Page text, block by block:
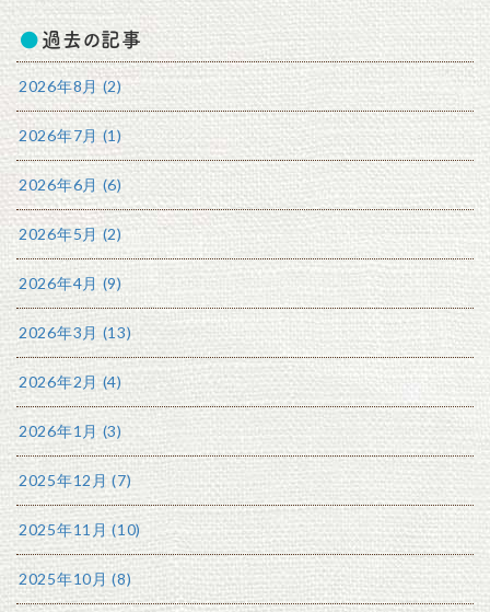
過去の記事
2026年8月 (2)
2026年7月 (1)
2026年6月 (6)
2026年5月 (2)
2026年4月 (9)
2026年3月 (13)
2026年2月 (4)
2026年1月 (3)
2025年12月 (7)
2025年11月 (10)
2025年10月 (8)